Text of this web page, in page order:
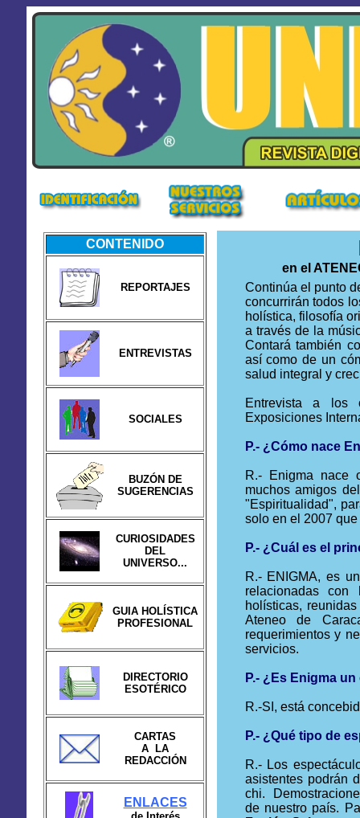
CONTENIDO
REPORTAJES
ENTREVISTAS
SOCIALES
BUZÓN DE
SUGERENCIAS
CURIOSIDADES
DEL
UNIVERSO...
GUIA HOLÍSTICA
PROFESIONAL
DIRECTORIO
ESOTÉRICO
CARTAS
A LA
REDACCIÓN
ENLACES
en el
Continúa el punto
concurrirán todos
holística, filosofía
a través de la
Contará también
así como de un
salud integral y
Entrevista a los
Exposiciones
P.- ¿Cómo nace
R.- Enigma nace
muchos amigos
"Espiritualidad",
solo en el 2007
P.- ¿Cuál es el
R.-ENIGMA, es un
relacionadas con
holísticas, reunidas
Ateneo de
requerimientos y
servicios.
P.- ¿Es Enigma
R.-SI, está
P.- ¿Qué tipo de
R.- Los
asistentes podrán
chi.
de nuestro país.